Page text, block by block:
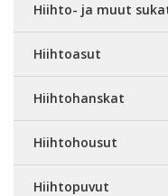
Hiihto- ja muut
Hiihtoasut
Hiihtohanskat
Hiihtohousut
Hiihtopuvut